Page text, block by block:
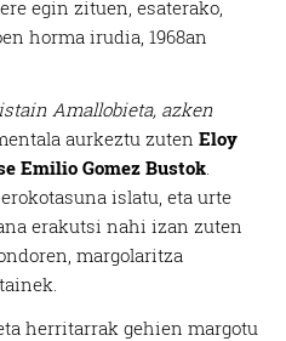
egin zituen, esaterako,
horma irudia, 1968an
Amallobieta, azken
aurkeztu zutenEloy
Emilio Gomez Bustok
islatu, eta urte
erakutsi nahi izan zuten
margolaritza
herritarrak gehien margotu